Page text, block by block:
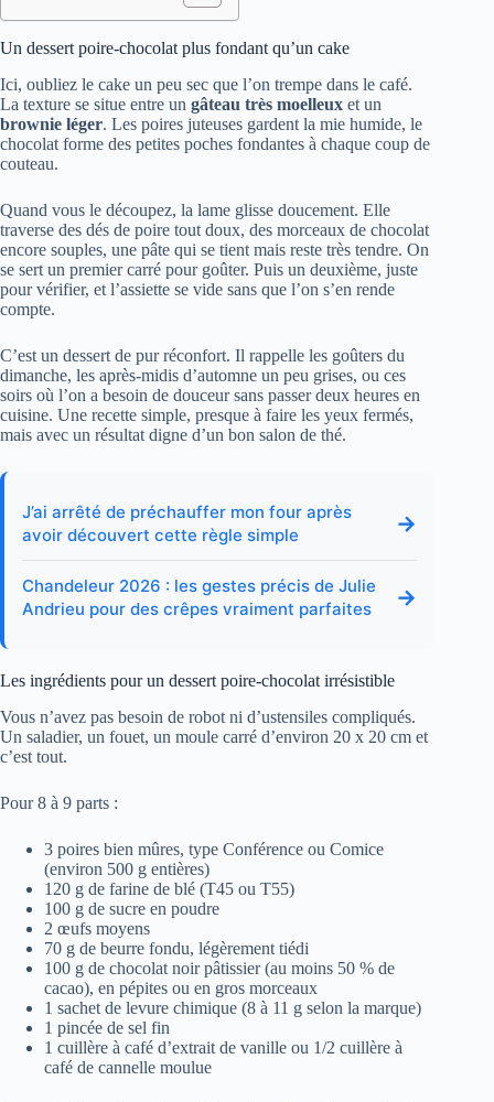
Un dessert poire-chocolat plus fondant qu’un cake
Ici, oubliez le cake un peu sec que l’on trempe dans le café.
La texture se situe entre un gâteau très moelleux et un
brownie léger. Les poires juteuses gardent la mie humide, le
chocolat forme des petites poches fondantes à chaque coup de
couteau.
Quand vous le découpez, la lame glisse doucement. Elle
traverse des dés de poire tout doux, des morceaux de chocolat
encore souples, une pâte qui se tient mais reste très tendre. On
se sert un premier carré pour goûter. Puis un deuxième, juste
pour vérifier, et l’assiette se vide sans que l’on s’en rende
compte.
C’est un dessert de pur réconfort. Il rappelle les goûters du
dimanche, les après-midis d’automne un peu grises, ou ces
soirs où l’on a besoin de douceur sans passer deux heures en
cuisine. Une recette simple, presque à faire les yeux fermés,
mais avec un résultat digne d’un bon salon de thé.
J’ai arrêté de préchauffer mon four après
avoir découvert cette règle simple
→
Chandeleur 2026 : les gestes précis de Julie
Andrieu pour des crêpes vraiment parfaites
→
Les ingrédients pour un dessert poire-chocolat irrésistible
Vous n’avez pas besoin de robot ni d’ustensiles compliqués.
Un saladier, un fouet, un moule carré d’environ 20 x 20 cm et
c’est tout.
Pour 8 à 9 parts :
3 poires bien mûres, type Conférence ou Comice
(environ 500 g entières)
120 g de farine de blé (T45 ou T55)
100 g de sucre en poudre
2 œufs moyens
70 g de beurre fondu, légèrement tiédi
100 g de chocolat noir pâtissier (au moins 50 % de
cacao), en pépites ou en gros morceaux
1 sachet de levure chimique (8 à 11 g selon la marque)
1 pincée de sel fin
1 cuillère à café d’extrait de vanille ou 1/2 cuillère à
café de cannelle moulue